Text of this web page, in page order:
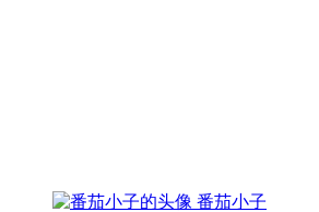
番茄小子